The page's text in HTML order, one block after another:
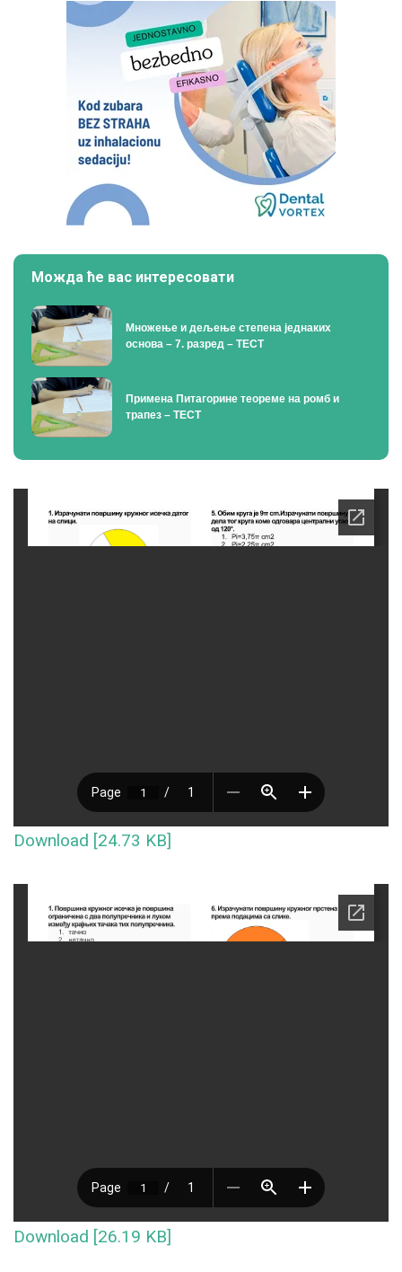
Можда ће вас интересовати
Множење и дељење степена једнаких
основа – 7. разред – ТЕСТ
Примена Питагорине теореме на ромб и
трапез – ТЕСТ
Download [24.73 KB]
Download [26.19 KB]